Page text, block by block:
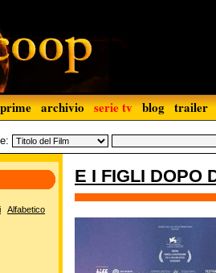
archivio serie tv blog trailer
E I FIGLI DOPO
Alfabetico